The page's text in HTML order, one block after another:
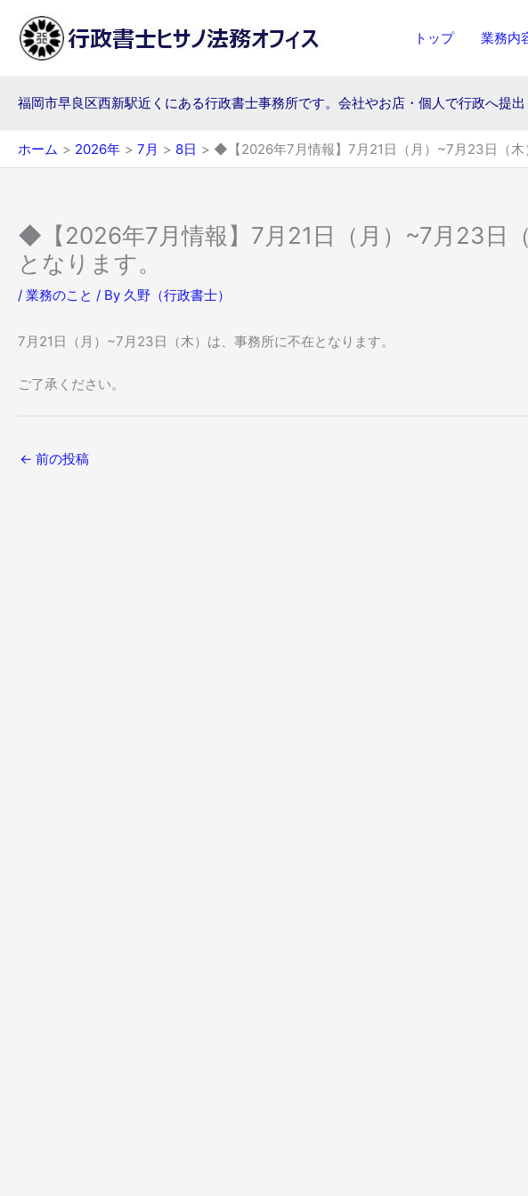
トップ 業務内
福岡市早良区西新駅近くにある行政書士事務所です。会社やお店・個人で行政へ提
ホーム 2026年 7月 8日 ◆【2026年7月情報】7月21日（月）~7月23日（木
◆【2026年7月情報】7月21日（月）~7月23日
となります。
/ 業務のこと / By 久野（行政書士）
7月21日（月）~7月23日（木）は、事務所に不在となります。
ご了承ください。
← 前の投稿